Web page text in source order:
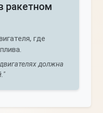
ракетном
где
должна